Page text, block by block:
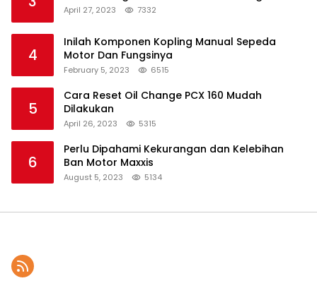
April 27, 2023 7332
4
Inilah Komponen Kopling Manual Sepeda
Motor Dan Fungsinya
February 5, 2023 6515
5
Cara Reset Oil Change PCX 160 Mudah
Dilakukan
April 26, 2023 5315
6
Perlu Dipahami Kekurangan dan Kelebihan
Ban Motor Maxxis
August 5, 2023 5134